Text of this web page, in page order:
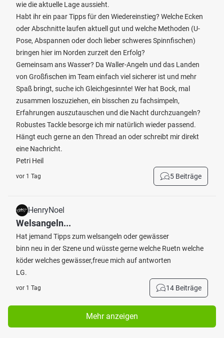
wie die aktuelle Lage aussieht.
Habt ihr ein paar Tipps für den Wiedereinstieg? Welche Ecken
oder Abschnitte laufen aktuell gut und welche Methoden (U-
Pose, Abspannen oder doch lieber schweres Spinnfischen)
bringen hier im Norden zurzeit den Erfolg?
Gemeinsam ans Wasser? Da Waller-Angeln und das Landen
von Großfischen im Team einfach viel sicherer ist und mehr
Spaß bringt, suche ich Gleichgesinnte! Wer hat Bock, mal
zusammen loszuziehen, ein bisschen zu fachsimpeln,
Erfahrungen auszutauschen und die Nacht durchzuangeln?
Robustes Tackle besorge ich mir natürlich wieder passend.
Hängt euch gerne an den Thread an oder schreibt mir direkt
eine Nachricht.
Petri Heil
vor 1 Tag 5 Beiträge
HenryNoel
Welsangeln...
Hat jemand Tipps zum welsangeln oder gewässer
binn neu in der Szene und wüsste gerne welche Ruetn welche
köder welches gewässer,freue mich auf antworten
LG.
vor 1 Tag 14 Beiträge
Mehr anzeigen